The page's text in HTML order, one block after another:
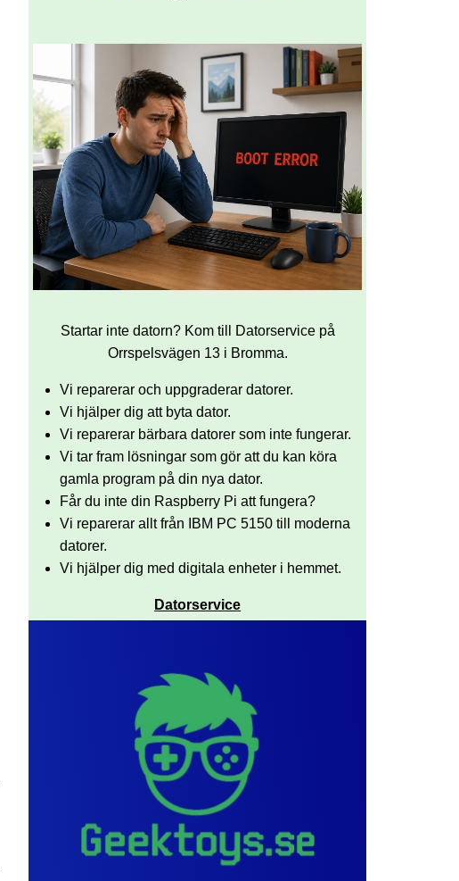
Startar inte datorn? Kom till Datorservice på
Orrspelsvägen 13 i Bromma.
Vi reparerar och uppgraderar datorer.
Vi hjälper dig att byta dator.
Vi reparerar bärbara datorer som inte fungerar.
Vi tar fram lösningar som gör att du kan köra
gamla program på din nya dator.
Får du inte din Raspberry Pi att fungera?
Vi reparerar allt från IBM PC 5150 till moderna
datorer.
Vi hjälper dig med digitala enheter i hemmet.
Datorservice